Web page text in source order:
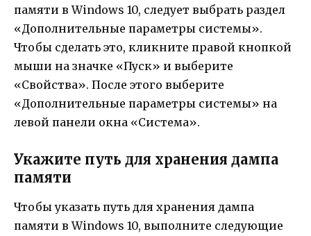
памяти в Windows 10, следует выбрать раздел
«Дополнительные параметры системы».
Чтобы сделать это, кликните правой кнопкой
мыши на значке «Пуск» и выберите
«Свойства». После этого выберите
«Дополнительные параметры системы» на
левой панели окна «Система».
Укажите путь для хранения дампа
памяти
Чтобы указать путь для хранения дампа
памяти в Windows 10, выполните следующие